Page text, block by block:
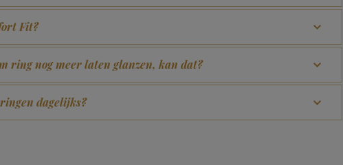
Fit?
ring nog meer laten glanzen, kan dat?
dagelijks?